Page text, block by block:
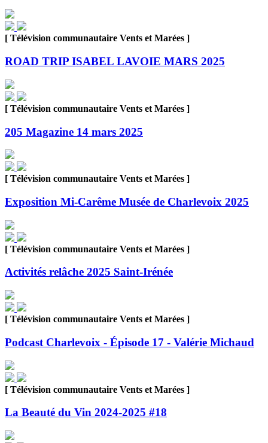
[ Télévision communautaire Vents et Marées ]
ROAD TRIP ISABEL LAVOIE MARS 2025
[ Télévision communautaire Vents et Marées ]
205 Magazine 14 mars 2025
[ Télévision communautaire Vents et Marées ]
Exposition Mi-Carême Musée de Charlevoix 2025
[ Télévision communautaire Vents et Marées ]
Activités relâche 2025 Saint-Irénée
[ Télévision communautaire Vents et Marées ]
Podcast Charlevoix - Épisode 17 - Valérie Michaud
[ Télévision communautaire Vents et Marées ]
La Beauté du Vin 2024-2025 #18